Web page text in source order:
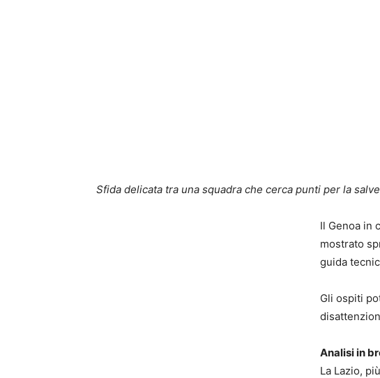
Sfida delicata tra una squadra che cerca punti per la
Il Genoa in
mostrato
guida
Gli ospiti
Analisi in
La Lazio,